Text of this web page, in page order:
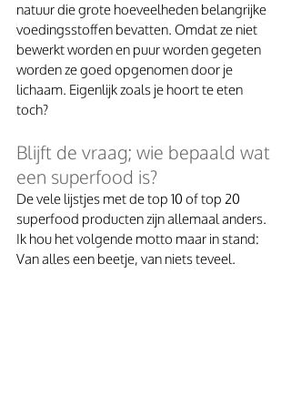
natuur die grote hoeveelheden belangrijke
voedingsstoffen bevatten. Omdat ze niet
bewerkt worden en puur worden gegeten
worden ze goed opgenomen door je
lichaam. Eigenlijk zoals je hoort te eten
toch?
Blijft de vraag; wie bepaald wat
een superfood is?
De vele lijstjes met de top 10 of top 20
superfood producten zijn allemaal anders.
Ik hou het volgende motto maar in stand:
Van alles een beetje, van niets teveel.